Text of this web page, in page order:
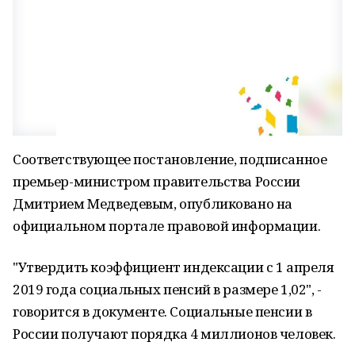
Соответствующее постановление, подписанное
премьер-министром правительства России
Дмитрием Медведевым, опубликовано на
официальном портале правовой информации.
"Утвердить коэффициент индексации с 1 апреля
2019 года социальных пенсий в размере 1,02", -
говорится в документе. Социальные пенсии в
России получают порядка 4 миллионов человек.